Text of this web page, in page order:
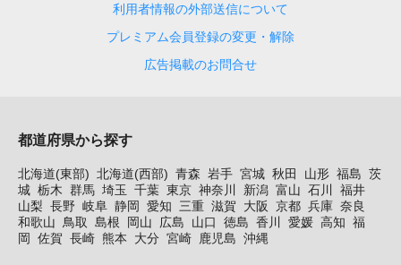
利用者情報の外部送信について
プレミアム会員登録の変更・解除
広告掲載のお問合せ
都道府県から探す
北海道(東部) 北海道(西部) 青森 岩手 宮城 秋田 山形 福島 茨
城 栃木 群馬 埼玉 千葉 東京 神奈川 新潟 富山 石川
福井
山梨 長野 岐阜 静岡 愛知 三重 滋賀 大阪 京都 兵庫 奈良
和歌山
鳥取 島根 岡山 広島 山口 徳島 香川 愛媛 高知 福
岡 佐賀 長崎 熊本 大分 宮崎 鹿児島 沖縄